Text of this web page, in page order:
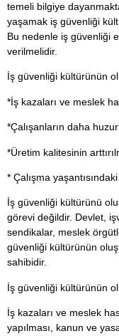
temeli bilgiye
yaşamak iş güvenliği
Bu nedenle iş güvenliği
verilmelidir.
İş güvenliği kültürünün
*İş kazaları ve meslek
*Çalışanların daha
*Üretim kalitesinin
* Çalışma
İş güvenliği kültürünü
görevi değildir. Devlet,
sendikalar, meslek
güvenliği kültürünün
sahibidir.
İş güvenliği kültürünün
İş kazaları ve meslek
yapılması, kanun ve